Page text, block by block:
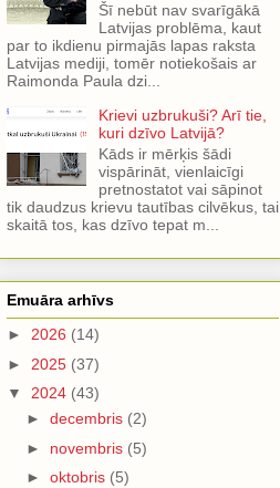
Šī nebūt nav svarīgākā
Latvijas problēma, kaut
par to ikdienu pirmajās lapas raksta
Latvijas mediji, tomēr notiekošais ar
Raimonda Paula dzi...
Krievi uzbrukuši? Arī tie,
kuri dzīvo Latvijā?
Kāds ir mērķis šādi
vispārināt, vienlaicīgi
pretnostatot vai sāpinot
tik daudzus krievu tautības cilvēkus, tai
skaitā tos, kas dzīvo tepat m...
Emuāra arhīvs
► 2026 (14)
► 2025 (37)
▼ 2024 (43)
► decembris (2)
► novembris (5)
► oktobris (5)